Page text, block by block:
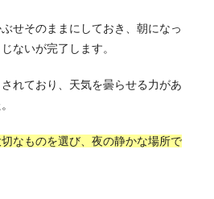
せそのままにしておき、朝になっ
ないが完了します。
れており、天気を曇らせる力があ
なものを選び、夜の静かな場所で